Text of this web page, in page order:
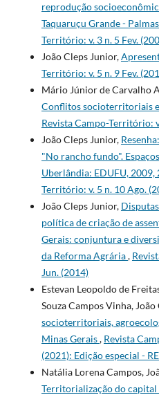
reprodução
Taquaruçu Grande -
Território: v. 3 n. 5 Fev.
João Cleps Junior,
Território: v. 5 n. 9 Fev.
Mário Júnior de Carvalho
Conflitos socioterritoriais
Revista Campo-Território:
João Cleps Junior,
"No rancho fundo".
Uberlândia: EDUFU, 2009,
Território: v. 5 n. 10 Ago.
João Cleps Junior,
política de criação de
Gerais: conjuntura e
da Reforma Agrária,
Jun. (2014)
Estevan Leopoldo de
Souza Campos Vinha,
socioterritoriais,
Minas Gerais, Revista
(2021): Edição especial -
Natália Lorena Campos,
Territorialização do